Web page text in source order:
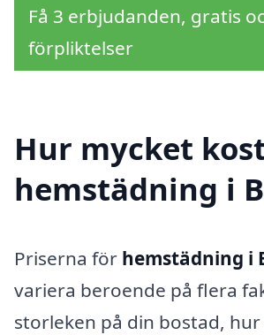
Få 3 erbjudanden, gratis
förpliktelser
Hur mycket
hemstädning i
Priserna för hemstädning i
variera beroende på flera
storleken på din bostad,